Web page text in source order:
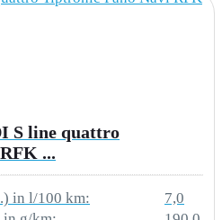
ISOFIX und Top
einstellbar
geteilt umklappbar
manuell für die
S line quattro
...
in l/100 km:
7,0